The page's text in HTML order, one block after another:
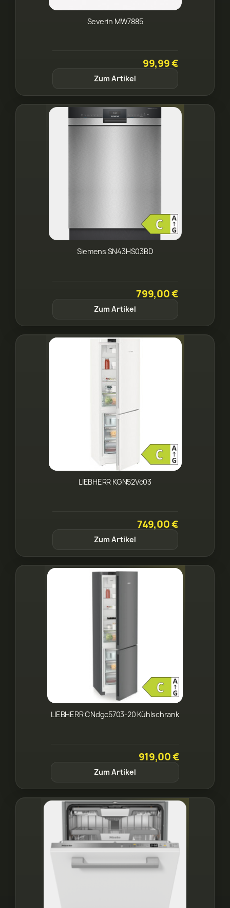
Severin MW7885
99,99 €
Zum Artikel
Siemens SN43HS03BD
799,00 €
Zum Artikel
LIEBHERR KGN52Vc03
749,00 €
Zum Artikel
LIEBHERR CNdgc5703-20 Kühlschrank
919,00 €
Zum Artikel